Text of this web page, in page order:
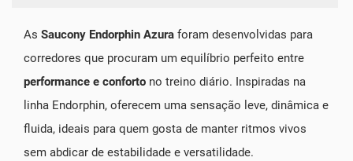
As Saucony Endorphin Azura foram desenvolvidas para
corredores que procuram um equilíbrio perfeito entre
performance e conforto no treino diário. Inspiradas na
linha Endorphin, oferecem uma sensação leve, dinâmica e
fluida, ideais para quem gosta de manter ritmos vivos
sem abdicar de estabilidade e versatilidade.